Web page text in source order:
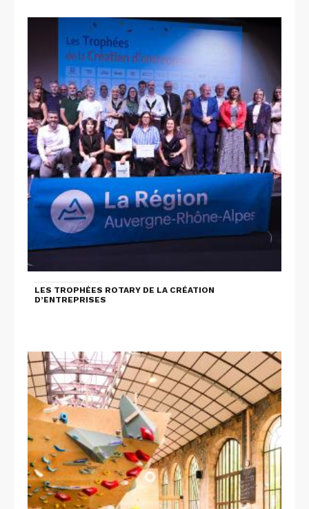
LES TROPHÉES ROTARY DE LA CRÉATION
D’ENTREPRISES